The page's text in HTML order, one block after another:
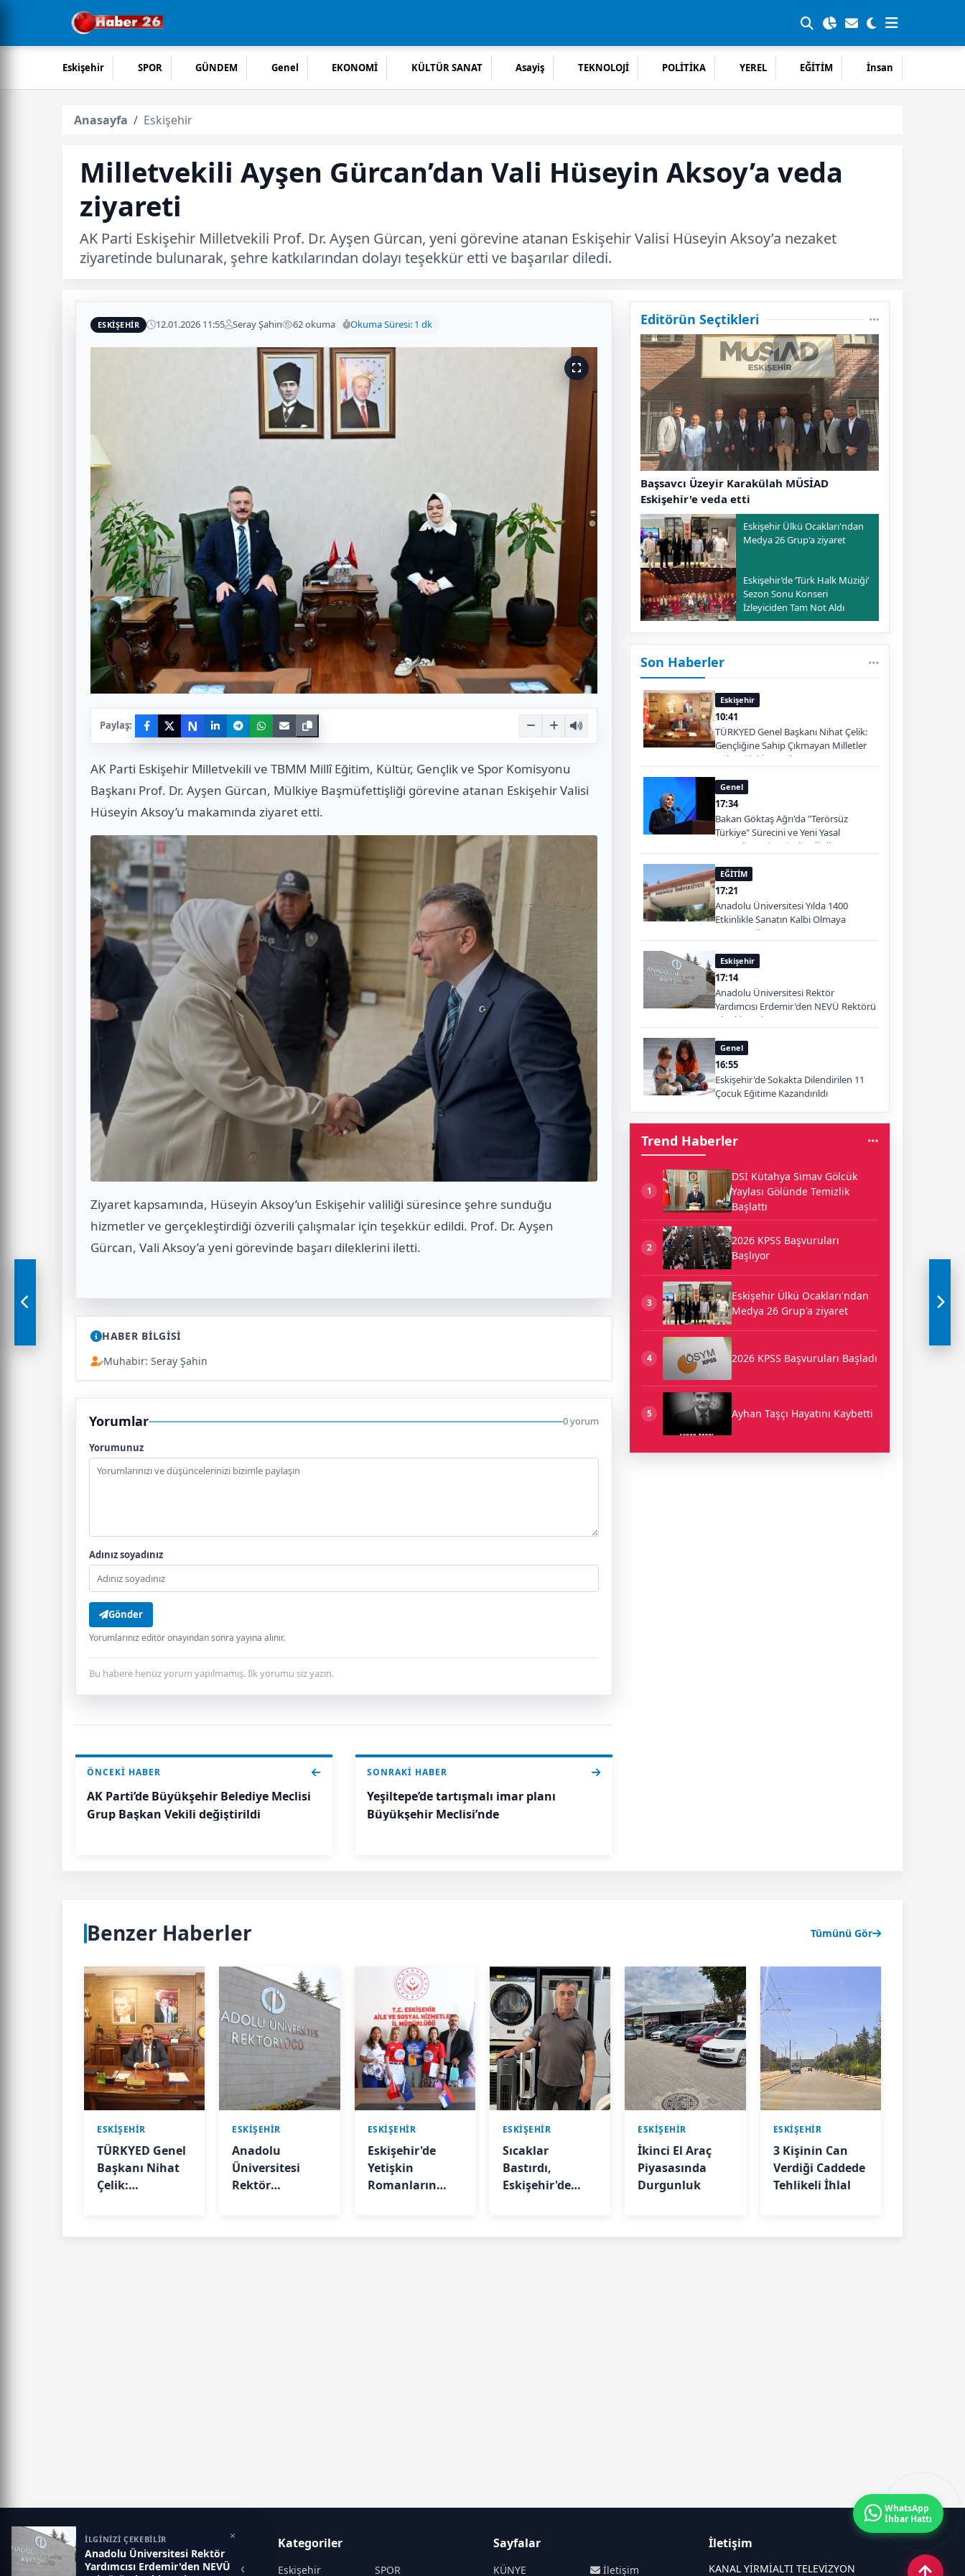
Eskişehir SPOR GÜNDEM Genel EKONOMİ KÜLTÜR SANAT Asayiş TEKNOLOJİ POLİTİKA YEREL EĞİTİM İnsan
Anasayfa Eskişehir
Milletvekili Ayşen Gürcan’dan Vali Hüseyin Aksoy’a veda
ziyareti
AK Parti Eskişehir Milletvekili Prof. Dr. Ayşen Gürcan, yeni görevine atanan Eskişehir Valisi Hüseyin Aksoy’a nezaket
ziyaretinde bulunarak, şehre katkılarından dolayı teşekkür etti ve başarılar diledi.
ESKIŞEHIR 12.01.2026 11:55 Seray Şahin 62 okuma Okuma Süresi: 1 dk
Paylaş: N
AK Parti Eskişehir Milletvekili ve TBMM Millî Eğitim, Kültür, Gençlik ve Spor Komisyonu
Başkanı Prof. Dr. Ayşen Gürcan, Mülkiye Başmüfettişliği görevine atanan Eskişehir Valisi
Hüseyin Aksoy’u makamında ziyaret etti.
Ziyaret kapsamında, Hüseyin Aksoy’un Eskişehir valiliği süresince şehre sunduğu
hizmetler ve gerçekleştirdiği özverili çalışmalar için teşekkür edildi. Prof. Dr. Ayşen
Gürcan, Vali Aksoy’a yeni görevinde başarı dileklerini iletti.
HABER BİLGİSİ
Muhabir: Seray Şahin
Yorumlar 0 yorum
Yorumunuz
Adınız soyadınız
Gönder
Yorumlarınız editör onayından sonra yayına alınır.
Bu habere henüz yorum yapılmamış. İlk yorumu siz yazın.
ÖNCEKI HABER
AK Parti’de Büyükşehir Belediye Meclisi
Grup Başkan Vekili değiştirildi
SONRAKI HABER
Yeşiltepe’de tartışmalı imar planı
Büyükşehir Meclisi’nde
Editörün Seçtikleri
Başsavcı Üzeyir Karakülah MÜSİAD
Eskişehir'e veda etti
Eskişehir Ülkü Ocakları'ndan
Medya 26 Grup'a ziyaret
Eskişehir’de ‘Türk Halk Müziği’
Sezon Sonu Konseri
İzleyiciden Tam Not Aldı
Son Haberler
Eskişehir
10:41
TÜRKYED Genel Başkanı Nihat Çelik:
Gençliğine Sahip Çıkmayan Milletler
Geleceğini İnşa Edemez
Genel
17:34
Bakan Göktaş Ağrı'da "Terörsüz
Türkiye" Sürecini ve Yeni Yasal
Düzenlemeyi Değerlendirdi
EĞİTİM
17:21
Anadolu Üniversitesi Yılda 1400
Etkinlikle Sanatın Kalbi Olmaya
Devam Ediyor
Eskişehir
17:14
Anadolu Üniversitesi Rektör
Yardımcısı Erdemir'den NEVÜ Rektörü
Aktekin'e Ziyaret
Genel
16:55
Eskişehir'de Sokakta Dilendirilen 11
Çocuk Eğitime Kazandırıldı
Trend Haberler
1
DSİ Kütahya Simav Gölcük
Yaylası Gölünde Temizlik
Başlattı
2
2026 KPSS Başvuruları
Başlıyor
3
Eskişehir Ülkü Ocakları'ndan
Medya 26 Grup'a ziyaret
4 2026 KPSS Başvuruları Başladı
5 Ayhan Taşçı Hayatını Kaybetti
Benzer Haberler Tümünü Gör
ESKIŞEHIR
TÜRKYED Genel
Başkanı Nihat
Çelik:
ESKIŞEHIR
Anadolu
Üniversitesi
Rektör
ESKIŞEHIR
Eskişehir'de
Yetişkin
Romanların
ESKIŞEHIR
Sıcaklar
Bastırdı,
Eskişehir'de
ESKIŞEHIR
İkinci El Araç
Piyasasında
Durgunluk
ESKIŞEHIR
3 Kişinin Can
Verdiği Caddede
Tehlikeli İhlal
İLGİNİZİ ÇEKEBİLİR
Anadolu Üniversitesi Rektör
Yardımcısı Erdemir'den NEVÜ
×
Haber 26
Doğru, güvenilir ve tarafsız habercilik
Kategoriler
Eskişehir SPOR
Sayfalar
KÜNYE İletişim
İletişim
KANAL YİRMİALTI TELEVİZYON
WhatsApp
İhbar Hattı